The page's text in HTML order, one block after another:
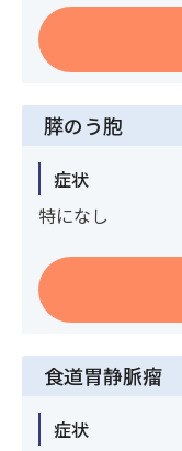
膵のう胞
症状
特になし
食道胃静脈瘤
症状